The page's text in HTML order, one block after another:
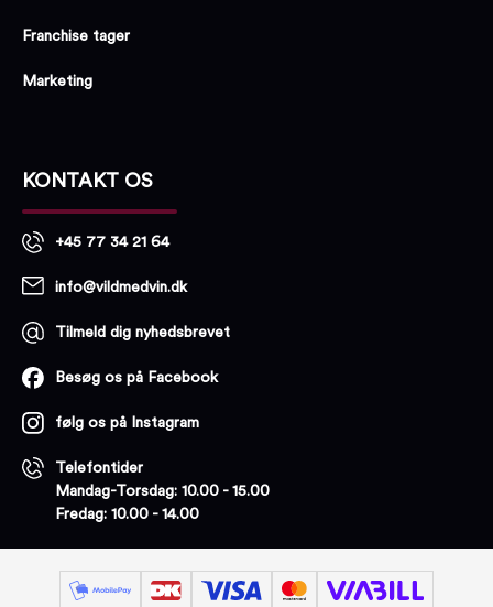
Franchise tager
Marketing
KONTAKT OS
+45 77 34 21 64
info@vildmedvin.dk
Tilmeld dig nyhedsbrevet
Besøg os på Facebook
følg os på Instagram
Telefontider
Mandag-Torsdag: 10.00 - 15.00
Fredag: 10.00 - 14.00